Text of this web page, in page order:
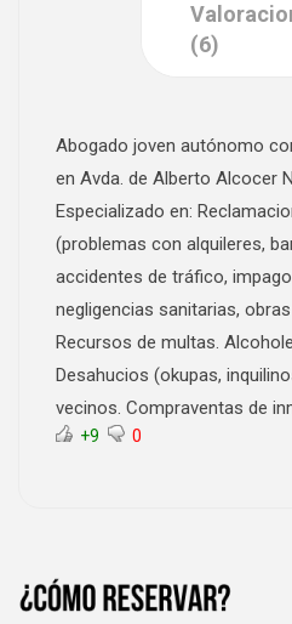
(6)
Abogado joven autónomo
en Avda. de Alberto Alcocer
Especializado en:
(problemas con alquileres,
accidentes de tráfico,
negligencias sanitarias,
Recursos de multas.
Desahucios (okupas,
vecinos. Compraventas de
+9 0